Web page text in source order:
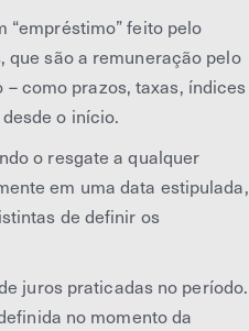
feito pelo
são a remuneração pelo
como prazos, taxas, índices
o início.
o resgate a qualquer
em uma data estipulada,
de definir os
juros praticadas no período.
no momento da